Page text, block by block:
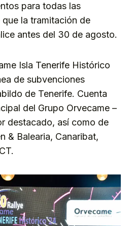
para todas las
la tramitación de
antes del 30 de agosto.
Isla Tenerife Histórico
de subvenciones
de Tenerife. Cuenta
del Grupo Orvecame –
destacado, así como de
& Balearia, Canaribat,